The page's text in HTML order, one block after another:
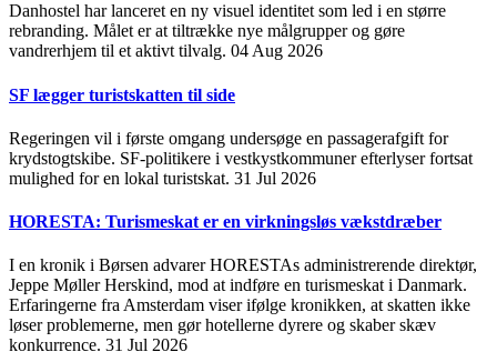
Danhostel har lanceret en ny visuel identitet som led i en større
rebranding. Målet er at tiltrække nye målgrupper og gøre
vandrerhjem til et aktivt tilvalg. 04 Aug 2026
SF lægger turistskatten til side
Regeringen vil i første omgang undersøge en passagerafgift for
krydstogtskibe. SF-politikere i vestkystkommuner efterlyser fortsat
mulighed for en lokal turistskat. 31 Jul 2026
HORESTA: Turismeskat er en virkningsløs vækstdræber
I en kronik i Børsen advarer HORESTAs administrerende direktør,
Jeppe Møller Herskind, mod at indføre en turismeskat i Danmark.
Erfaringerne fra Amsterdam viser ifølge kronikken, at skatten ikke
løser problemerne, men gør hotellerne dyrere og skaber skæv
konkurrence. 31 Jul 2026